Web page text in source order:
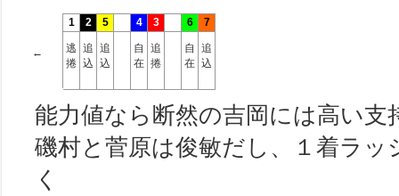
←
1
逃
捲
2
追
込
5
追
込
4
自
在
3
追
捲
6
自
在
7
追
込
能力値なら断然の吉岡には高い支
磯村と菅原は俊敏だし、１着ラ
く